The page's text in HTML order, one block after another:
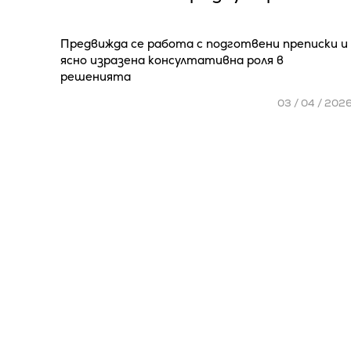
Предвижда се работа с подготвени преписки и
ясно изразена консултативна роля в
решенията
03 / 04 /